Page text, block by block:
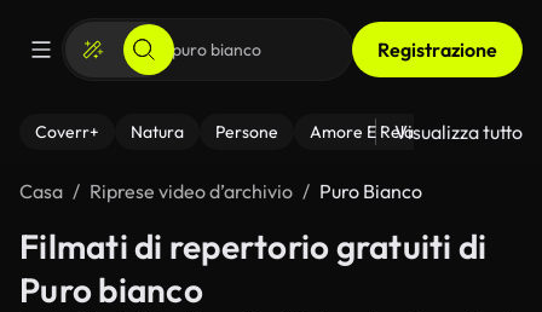
Registrazione
Coverr+ Natura Persone Amore E Relazioni Il
Visualizza tutto
Casa Riprese video d’archivio Puro Bianco
Filmati di repertorio gratuiti di
Puro bianco